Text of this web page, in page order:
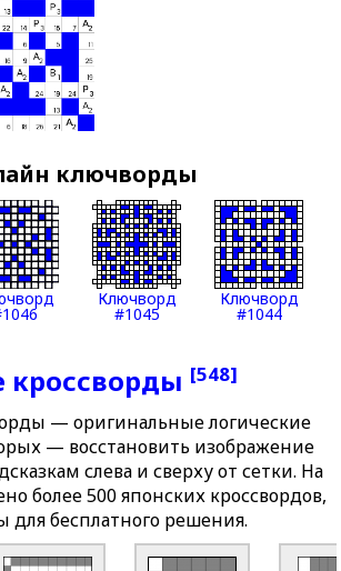
ключворды
Ключворд
#1045
Ключворд
#1044
кроссворды [548]
— оригинальные логические
— восстановить изображение
слева и сверху от сетки. На
более 500 японских кроссвордов,
для бесплатного решения.